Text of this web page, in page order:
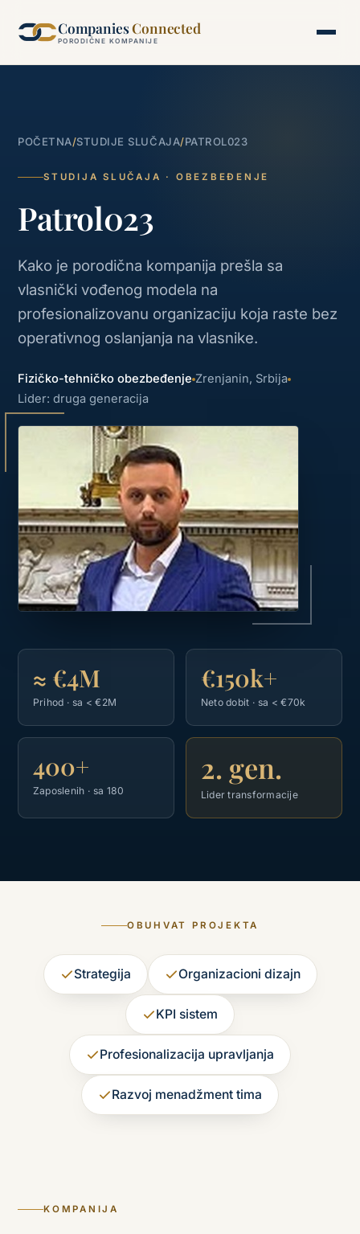
CompaniesConnected
PORODIČNE KOMPANIJE
POČETNA/STUDIJE SLUČAJA/PATROL023
STUDIJA SLUČAJA · OBEZBEĐENJE
Patrol023
Kako je porodična kompanija prešla sa
vlasnički vođenog modela na
profesionalizovanu organizaciju koja raste bez
operativnog oslanjanja na vlasnike.
Fizičko-tehničko obezbeđenje Zrenjanin, Srbija
Lider: druga generacija
≈ €4M
Prihod · sa < €2M
€150k+
Neto dobit · sa < €70k
400+
Zaposlenih · sa 180
2. gen.
Lider transformacije
OBUHVAT PROJEKTA
Strategija Organizacioni dizajn
KPI sistem
Profesionalizacija upravljanja
Razvoj menadžment tima
KOMPANIJA